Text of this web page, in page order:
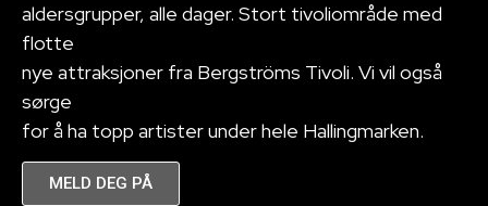
aldersgrupper, alle dager. Stort tivoliområde med
flotte
nye attraksjoner fra Bergströms Tivoli. Vi vil også
sørge
for å ha topp artister under hele Hallingmarken.
MELD DEG PÅ